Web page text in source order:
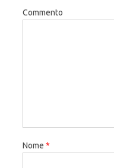
Commento
Nome *